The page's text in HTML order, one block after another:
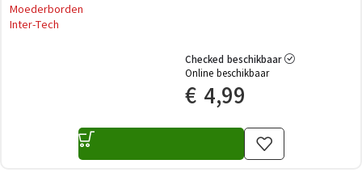
Moederborden
Inter-Tech
Checked beschikbaar
Online beschikbaar
€ 4,99